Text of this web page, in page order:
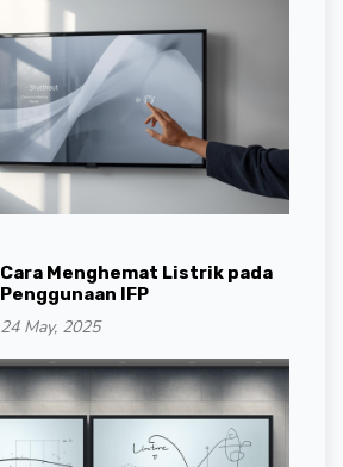
Cara Menghemat Listrik pada
Penggunaan IFP
24 May, 2025